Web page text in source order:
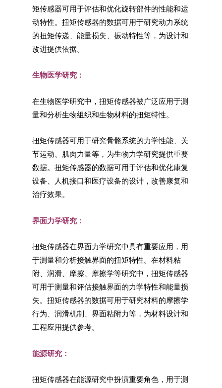
矩传感器可用于评估和优化旋转部件的性能和运
动特性。扭矩传感器的数据可用于研究动力系统
的扭矩传递、能量损失、振动特性等，为设计和
改进提供依据。
生物医学研究：
在生物医学研究中，扭矩传感器被广泛应用于测
量和分析生物组织和生物材料的扭矩特性。
扭矩传感器可用于研究骨骼系统的力学性能、关
节运动、肌肉力量等，为生物力学研究提供重要
数据。扭矩传感器的数据可用于评估和优化康复
设备、人机接口和医疗设备的设计，改善康复和
治疗效果。
界面力学研究：
扭矩传感器在界面力学研究中具有重要应用，用
于测量和分析接触界面的扭矩特性。在材料粘
附、润滑、摩擦、摩擦学等研究中，扭矩传感器
可用于测量和评估接触界面的力学特性和能量损
失。扭矩传感器的数据可用于研究材料的摩擦学
行为、润滑机制、界面粘附力等，为材料设计和
工程应用提供参考。
能源研究：
扭矩传感器在能源研究中扮演重要角色，用于测